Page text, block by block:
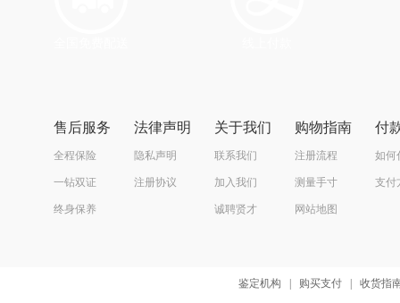
售后服务
全程保险
一钻双证
终身保养
法律声明
隐私声明
注册协议
关于我们
联系我们
加入我们
诚聘贤才
购物指南
注册流程
测量手寸
网站地图
付
如何
支付
鉴定机构 购买支付 收货指